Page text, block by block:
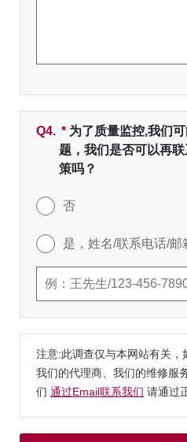
Q4. * 必填字段
为了质量监控,我们
题，我们是否可以再
策吗？
否
是，姓名/联系电话/邮
注意:此调查仅与本网站有关，
我们的代理商、我们的维修服
们 通过Email联系我们 请通过